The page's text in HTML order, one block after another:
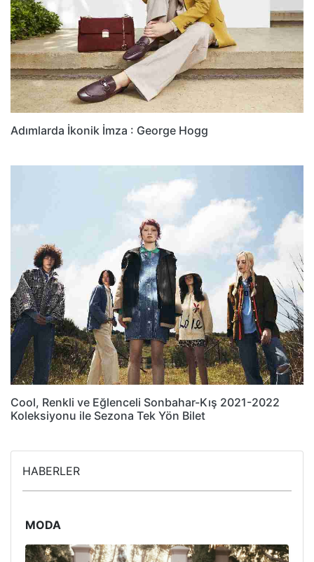
Adımlarda İkonik İmza : George Hogg
Cool, Renkli ve Eğlenceli Sonbahar-Kış 2021-2022
Koleksiyonu ile Sezona Tek Yön Bilet
HABERLER
MODA